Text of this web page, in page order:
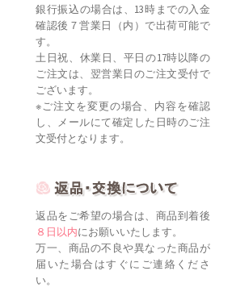
銀行振込の場合は、13時までの入金
確認後７営業日（内）で出荷可能で
す。
土日祝、休業日、平日の17時以降の
ご注文は、翌営業日のご注文受付で
ございます。
※ご注文を変更の場合、内容を確認
し、メールにて確定した日時のご注
文受付となります。
返品をご希望の場合は、商品到着後
８日以内にお願いいたします。
万一、商品の不良や異なった商品が
届いた場合はすぐにご連絡くださ
い。